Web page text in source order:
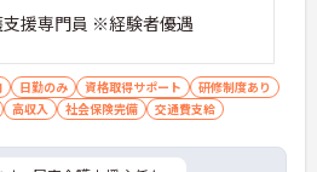
援専門員 ※経験者優遇
日勤のみ 資格取得サポート
研修制度あり
高収入 社会保険完備 交通費支給